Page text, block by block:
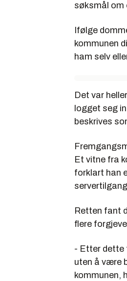
søksmål om
Ifølge
kommunen
ham selv
Det var
logget seg
beskrives
Et vitne fra
forklart han
Retten fant
flere
- Etter dette
uten å være
kommunen,